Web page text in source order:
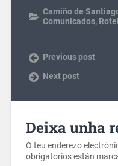
Camiño de
Comunicados,
Previous post
Next post
Deixa unha
O teu enderezo
obrigatorios están